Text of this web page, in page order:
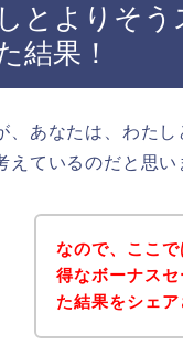
とよりそう
結果！
、あなたは、わた
えているのだと思い
なので、ここ
得なボーナス
た結果をシェア